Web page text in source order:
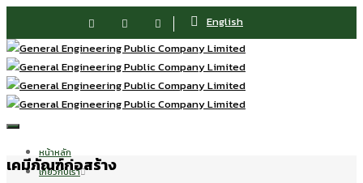
English
Toggle
หน้าหลัก
เกี่ยวกับเรา
เคมีภัณฑ์ก่อสร้าง